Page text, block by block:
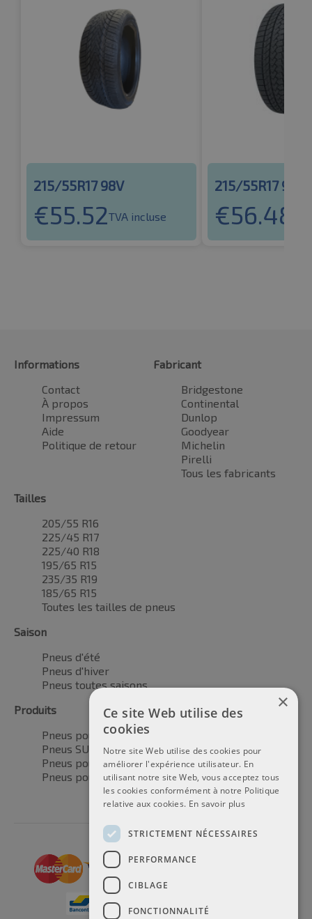
215/55R17 98V
€55.52TVA incluse
215/55R17 98V
€56.48
Informations
Contact
À propos
Impressum
Aide
Politique de retour
Fabricant
Bridgestone
Continental
Dunlop
Goodyear
Michelin
Pirelli
Tous les fabricants
Tailles
205/55 R16
225/45 R17
225/40 R18
195/65 R15
235/35 R19
185/65 R15
Toutes les tailles de pneus
Saison
Pneus d'été
Pneus d'hiver
Pneus toutes saisons
Produits
Pneus pour voitures
Pneus SUV / 4x4
Pneus pour camionnettes
Pneus pour motos
×
Ce site Web utilise des
cookies
Notre site Web utilise des cookies pour
améliorer l'expérience utilisateur. En
utilisant notre site Web, vous acceptez tous
les cookies conformément à notre Politique
relative aux cookies. En savoir plus
STRICTEMENT NÉCESSAIRES
PERFORMANCE
CIBLAGE
FONCTIONNALITÉ